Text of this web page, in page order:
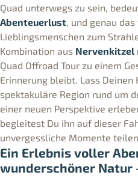
Quad unterwegs zu sein,
Abenteuerlust, und genau
Lieblingsmenschen zum
Kombination aus Nervenkitzel
Quad Offroad Tour zu einem
Erinnerung bleibt. Lass Deinen
spektakuläre Region rund um
einer neuen Perspektive
begleitest Du ihn auf dieser
unvergessliche Momente
Ein Erlebnis voller
wunderschöner Natur